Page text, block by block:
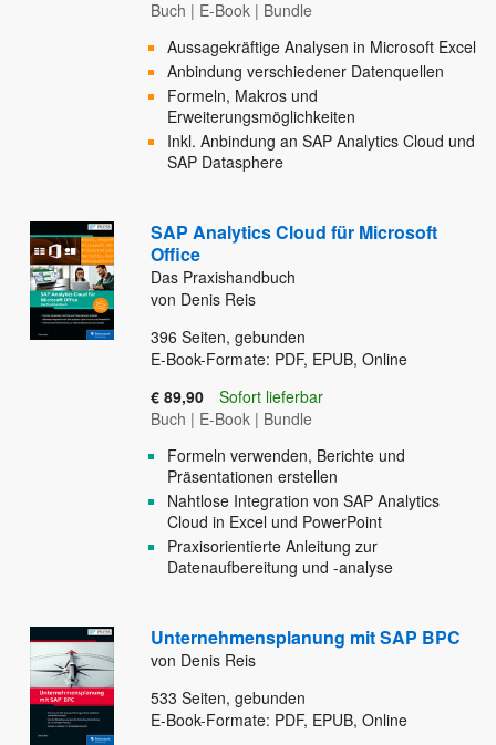
Buch | E-Book | Bundle
Aussagekräftige Analysen in Microsoft Excel
Anbindung verschiedener Datenquellen
Formeln, Makros und
Erweiterungsmöglichkeiten
Inkl. Anbindung an SAP Analytics Cloud und
SAP Datasphere
SAP Analytics Cloud für Microsoft
Office
Das Praxishandbuch
von Denis Reis
396 Seiten, gebunden
E-Book-Formate: PDF, EPUB, Online
€ 89,90
Sofort lieferbar
Buch | E-Book | Bundle
Formeln verwenden, Berichte und
Präsentationen erstellen
Nahtlose Integration von SAP Analytics
Cloud in Excel und PowerPoint
Praxisorientierte Anleitung zur
Datenaufbereitung und -analyse
Unternehmensplanung mit SAP BPC
von Denis Reis
533 Seiten, gebunden
E-Book-Formate: PDF, EPUB, Online